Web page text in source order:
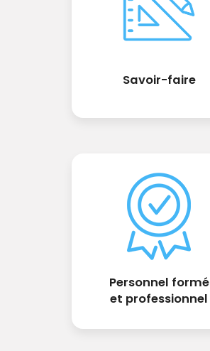
Savoir-faire
Personnel formé
et professionnel